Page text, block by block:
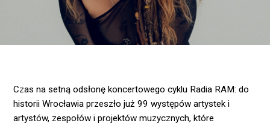
Czas na setną odsłonę koncertowego cyklu Radia RAM: do
historii Wrocławia przeszło już 99 występów artystek i
artystów, zespołów i projektów muzycznych, które